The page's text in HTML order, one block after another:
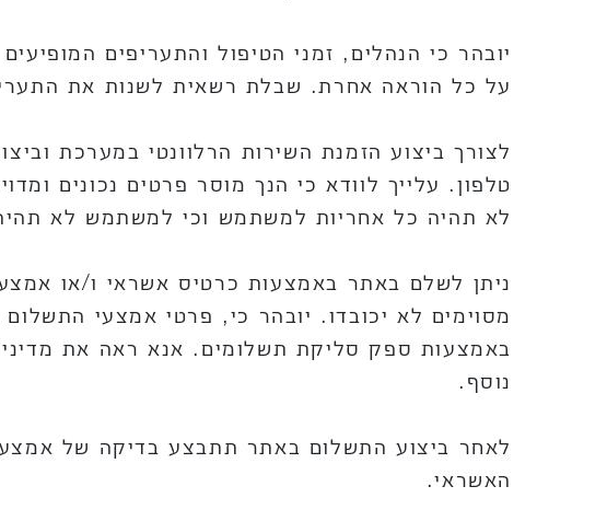
יובהר כי הנהלים, זמני הטיפול והתעריפים
על כל הוראה אחרת. שבלת רשאית לשנות את
לצורך ביצוע הזמנת השירות הרלוונטי במערכת
טלפון. עלייך לוודא כי הנך מוסר פרטים נכונים
לא תהיה כל אחריות למשתמש וכי למשתמש לא
ניתן לשלם באתר באמצעות כרטיס אשראי ו/או
מסוימים לא יכובדו. יובהר כי, פרטי אמצעי
באמצעות ספק סליקת תשלומים. אנא ראה את
נוסף.
לאחר ביצוע התשלום באתר תתבצע בדיקה של
האשראי.